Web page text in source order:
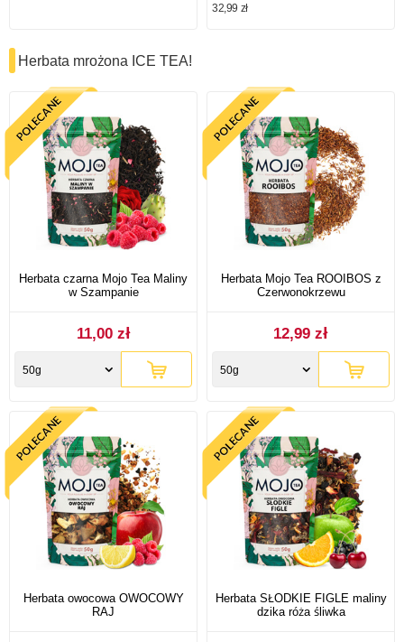
32,99 zł
Herbata mrożona ICE TEA!
Herbata czarna Mojo Tea Maliny
w Szampanie
11,00 zł
50g
Herbata Mojo Tea ROOIBOS z
Czerwonokrzewu
12,99 zł
50g
Herbata owocowa OWOCOWY
RAJ
Herbata SŁODKIE FIGLE maliny
dzika róża śliwka